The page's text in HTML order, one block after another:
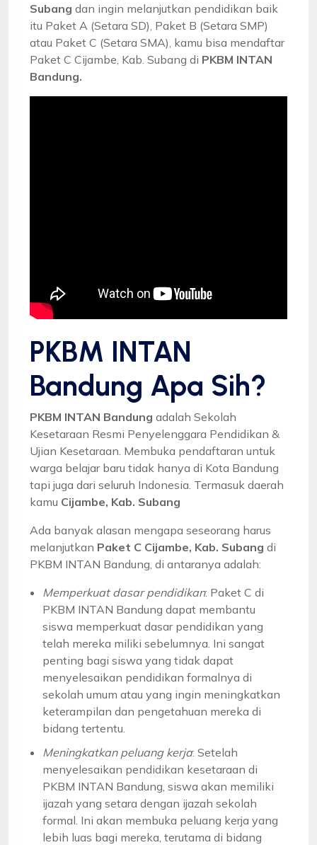
Subang dan ingin melanjutkan pendidikan baik
itu Paket A (Setara SD), Paket B (Setara SMP)
atau Paket C (Setara SMA), kamu bisa mendaftar
Paket C Cijambe, Kab. Subang di PKBM INTAN
Bandung.
PKBM INTAN
Bandung Apa Sih?
PKBM INTAN Bandung adalah Sekolah
Kesetaraan Resmi Penyelenggara Pendidikan &
Ujian Kesetaraan. Membuka pendaftaran untuk
warga belajar baru tidak hanya di Kota Bandung
tapi juga dari seluruh Indonesia. Termasuk daerah
kamu Cijambe, Kab. Subang
Ada banyak alasan mengapa seseorang harus
melanjutkan Paket C Cijambe, Kab. Subang di
PKBM INTAN Bandung, di antaranya adalah:
Memperkuat dasar pendidikan: Paket C di
PKBM INTAN Bandung dapat membantu
siswa memperkuat dasar pendidikan yang
telah mereka miliki sebelumnya. Ini sangat
penting bagi siswa yang tidak dapat
menyelesaikan pendidikan formalnya di
sekolah umum atau yang ingin meningkatkan
keterampilan dan pengetahuan mereka di
bidang tertentu.
Meningkatkan peluang kerja: Setelah
menyelesaikan pendidikan kesetaraan di
PKBM INTAN Bandung, siswa akan memiliki
ijazah yang setara dengan ijazah sekolah
formal. Ini akan membuka peluang kerja yang
lebih luas bagi mereka, terutama di bidang